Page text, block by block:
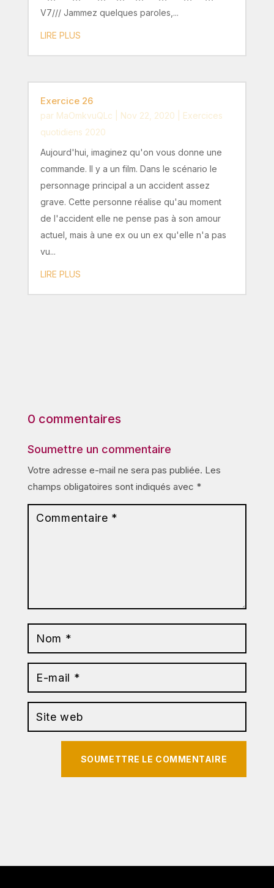
V7/// Jammez quelques paroles,...
LIRE PLUS
Exercice 26
par MaOmkvuQLc Nov 22, 2020
Exercices
quotidiens 2020
Aujourd'hui, imaginez qu'on vous donne une
commande. Il y a un film. Dans le scénario le
personnage principal a un accident assez
grave. Cette personne réalise qu'au moment
de l'accident elle ne pense pas à son amour
actuel, mais à une ex ou un ex qu'elle n'a pas
vu...
LIRE PLUS
0 commentaires
Soumettre un commentaire
Votre adresse e-mail ne sera pas publiée. Les
champs obligatoires sont indiqués avec *
SOUMETTRE LE COMMENTAIRE